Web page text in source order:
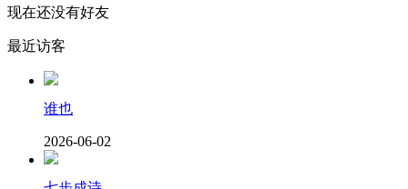
现在还没有好友
最近访客
谁也
2026-06-02